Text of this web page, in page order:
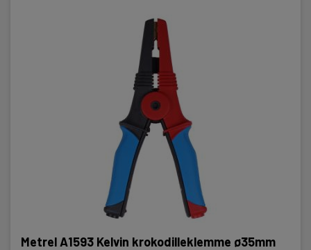
Metrel A1593 Kelvin krokodilleklemme ø35mm